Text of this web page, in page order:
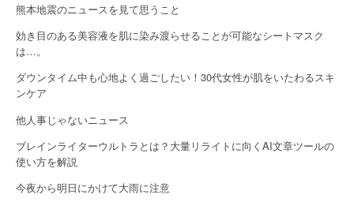
i
g
a
t
i
o
n
熊本地震のニュースを見て思うこと
効き目のある美容液を肌に染み渡らせることが可能なシートマスク
は…。
ダウンタイム中も心地よく過ごしたい！30代女性が肌をいたわるスキ
ンケア
他人事じゃないニュース
ブレインライターウルトラとは？大量リライトに向くAI文章ツールの
使い方を解説
今夜から明日にかけて大雨に注意